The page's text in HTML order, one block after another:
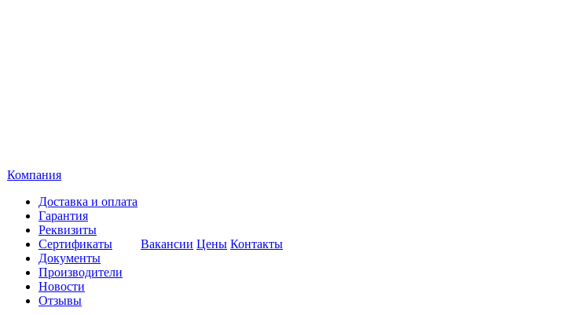
Компания
Доставка и оплата
Гарантия
Реквизиты
Сертификаты
Документы
Производители
Новости
Отзывы
Вакансии Цены Контакты